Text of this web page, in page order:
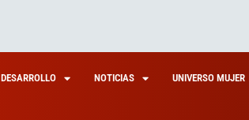
DESARROLLO NOTICIAS UNIVERSO MUJER